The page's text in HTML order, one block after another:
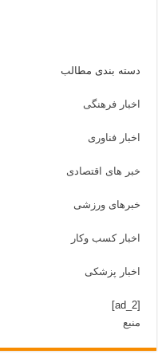
دسته بندی مطالب
اخبار فرهنگی
اخبار فناوری
خبر های اقتصادی
خبرهای ورزشی
اخبار کسب وکار
اخبار پزشکی
[ad_2]
منبع